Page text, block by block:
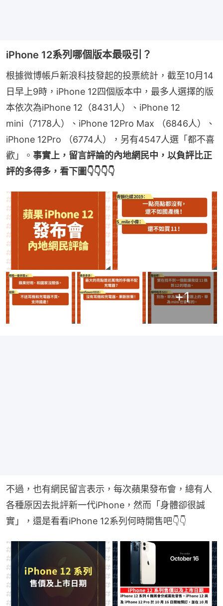
iPhone 12系列哪個版本最吸引？
根據微博帳戶新浪科技發起的投票統計，截至10月14
日早上9時，iPhone 12四個版本中，最多人選擇的版
本依次為iPhone 12（8431人）、iPhone 12
mini（7178人）、iPhone 12Pro Max （6846人）、
iPhone 12Pro （6774人），另有4547人選「都不喜
歡」。 事實上，留言評論的內地網民中，以負評比正
評的多得多，看下圖👇👇👇👇
+1
不過，也有網民留言表示，每次蘋果發布會，總有人
各種原因去批評新一代iPhone，然而「身體卻很誠
實」，還是看看iPhone 12系列何時開售吧👇👇